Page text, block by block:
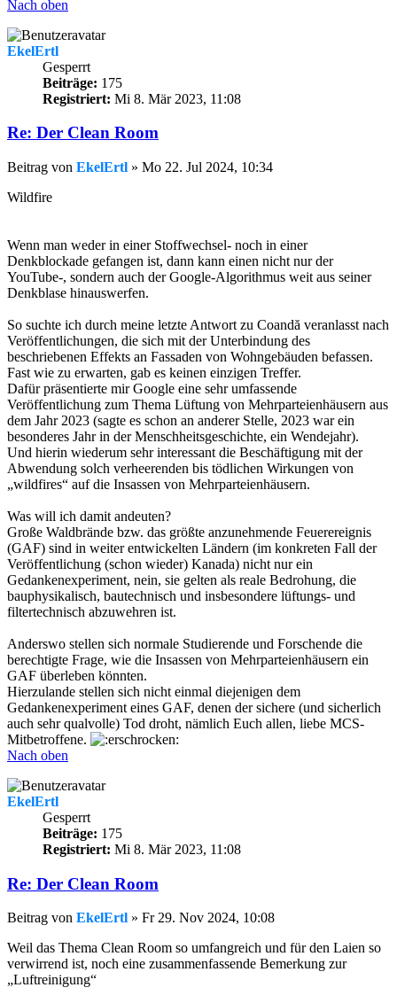
Nach oben
EkelErtl
Gesperrt
Beiträge: 175
Registriert: Mi 8. Mär 2023, 11:08
Re: Der Clean Room
Beitrag von EkelErtl » Mo 22. Jul 2024, 10:34
Wildfire
Wenn man weder in einer Stoffwechsel- noch in einer
Denkblockade gefangen ist, dann kann einen nicht nur der
YouTube-, sondern auch der Google-Algorithmus weit aus seiner
Denkblase hinauswerfen.
So suchte ich durch meine letzte Antwort zu Coandă veranlasst nach
Veröffentlichungen, die sich mit der Unterbindung des
beschriebenen Effekts an Fassaden von Wohngebäuden befassen.
Fast wie zu erwarten, gab es keinen einzigen Treffer.
Dafür präsentierte mir Google eine sehr umfassende
Veröffentlichung zum Thema Lüftung von Mehrparteienhäusern aus
dem Jahr 2023 (sagte es schon an anderer Stelle, 2023 war ein
besonderes Jahr in der Menschheitsgeschichte, ein Wendejahr).
Und hierin wiederum sehr interessant die Beschäftigung mit der
Abwendung solch verheerenden bis tödlichen Wirkungen von
„wildfires“ auf die Insassen von Mehrparteienhäusern.
Was will ich damit andeuten?
Große Waldbrände bzw. das größte anzunehmende Feuerereignis
(GAF) sind in weiter entwickelten Ländern (im konkreten Fall der
Veröffentlichung (schon wieder) Kanada) nicht nur ein
Gedankenexperiment, nein, sie gelten als reale Bedrohung, die
bauphysikalisch, bautechnisch und insbesondere lüftungs- und
filtertechnisch abzuwehren ist.
Anderswo stellen sich normale Studierende und Forschende die
berechtigte Frage, wie die Insassen von Mehrparteienhäusern ein
GAF überleben könnten.
Hierzulande stellen sich nicht einmal diejenigen dem
Gedankenexperiment eines GAF, denen der sichere (und sicherlich
auch sehr qualvolle) Tod droht, nämlich Euch allen, liebe MCS-
Mitbetroffene.
Nach oben
EkelErtl
Gesperrt
Beiträge: 175
Registriert: Mi 8. Mär 2023, 11:08
Re: Der Clean Room
Beitrag von EkelErtl » Fr 29. Nov 2024, 10:08
Weil das Thema Clean Room so umfangreich und für den Laien so
verwirrend ist, noch eine zusammenfassende Bemerkung zur
„Luftreinigung“